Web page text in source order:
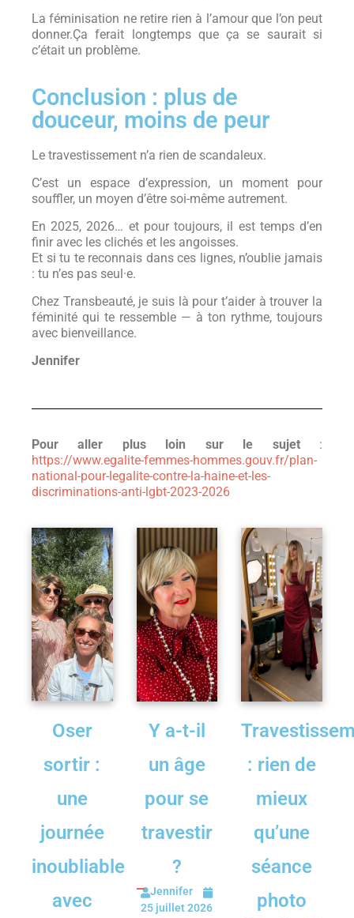
La féminisation ne retire rien à l’amour que l’on peut
donner.Ça ferait longtemps que ça se saurait si
c’était un problème.
Conclusion : plus de
douceur, moins de peur
Le travestissement n’a rien de scandaleux.
C’est un espace d’expression, un moment pour
souffler, un moyen d’être soi-même autrement.
En 2025, 2026… et pour toujours, il est temps d’en
finir avec les clichés et les angoisses.
Et si tu te reconnais dans ces lignes, n’oublie jamais
: tu n’es pas seul·e.
Chez Transbeauté, je suis là pour t’aider à trouver la
féminité qui te ressemble — à ton rythme, toujours
avec bienveillance.
Jennifer
Pour aller plus loin sur le sujet:
https://www.egalite-femmes-hommes.gouv.fr/plan-
national-pour-legalite-contre-la-haine-et-les-
discriminations-anti-lgbt-2023-2026
Oser
sortir :
une
journée
inoubliable
avec
Y a-t-il
un âge
pour se
travestir
?
Jennifer
25 juillet 2026
: rien de
mieux
qu’une
séance
photo